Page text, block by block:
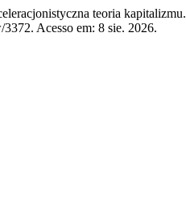
teoria kapitalizmu.
Acesso em: 8 sie. 2026.